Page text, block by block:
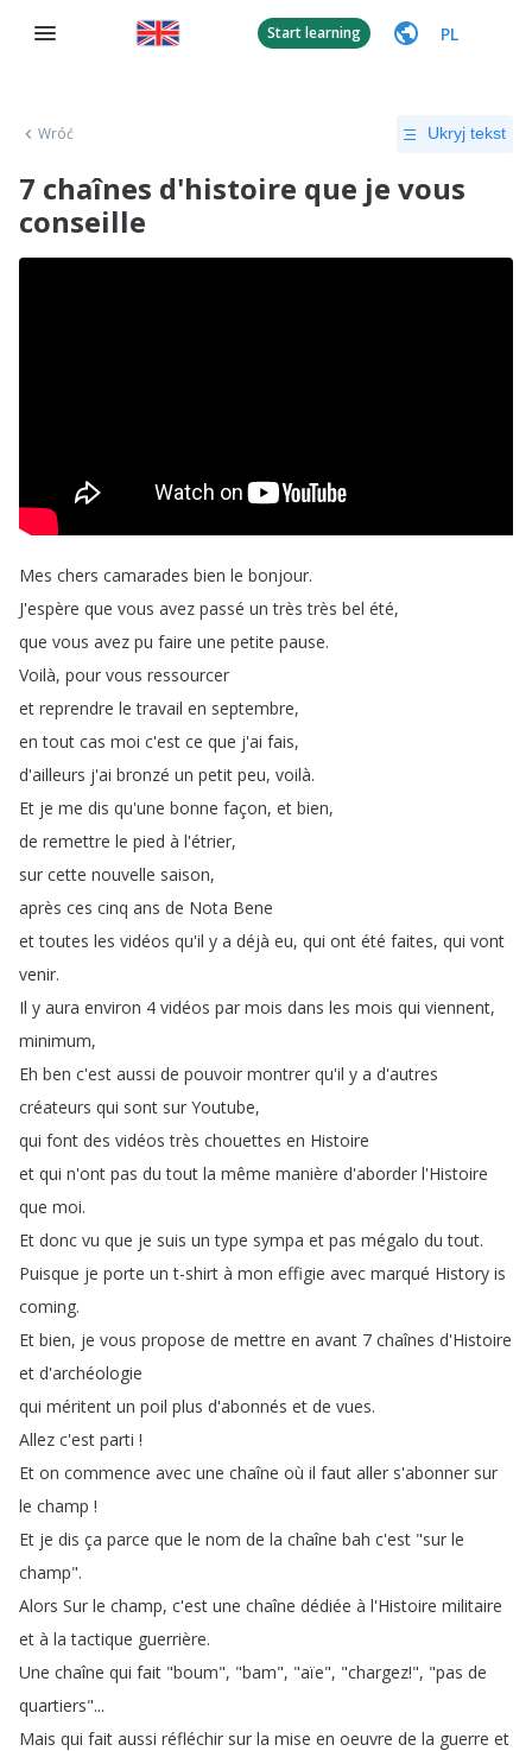
Start learning PL
Wróć Ukryj tekst
7 chaînes d'histoire que je vous
conseille
Mes chers camarades bien le bonjour.
J'espère que vous avez passé un très très bel été,
que vous avez pu faire une petite pause.
Voilà, pour vous ressourcer
et reprendre le travail en septembre,
en tout cas moi c'est ce que j'ai fais,
d'ailleurs j'ai bronzé un petit peu, voilà.
Et je me dis qu'une bonne façon, et bien,
de remettre le pied à l'étrier,
sur cette nouvelle saison,
après ces cinq ans de Nota Bene
et toutes les vidéos qu'il y a déjà eu, qui ont été faites, qui vont
venir.
Il y aura environ 4 vidéos par mois dans les mois qui viennent,
minimum,
Eh ben c'est aussi de pouvoir montrer qu'il y a d'autres
créateurs qui sont sur Youtube,
qui font des vidéos très chouettes en Histoire
et qui n'ont pas du tout la même manière d'aborder l'Histoire
que moi.
Et donc vu que je suis un type sympa et pas mégalo du tout.
Puisque je porte un t-shirt à mon effigie avec marqué History is
coming.
Et bien, je vous propose de mettre en avant 7 chaînes d'Histoire
et d'archéologie
qui méritent un poil plus d'abonnés et de vues.
Allez c'est parti !
Et on commence avec une chaîne où il faut aller s'abonner sur
le champ !
Et je dis ça parce que le nom de la chaîne bah c'est "sur le
champ".
Alors Sur le champ, c'est une chaîne dédiée à l'Histoire militaire
et à la tactique guerrière.
Une chaîne qui fait "boum", "bam", "aïe", "chargez!", "pas de
quartiers"...
Mais qui fait aussi réfléchir sur la mise en oeuvre de la guerre et